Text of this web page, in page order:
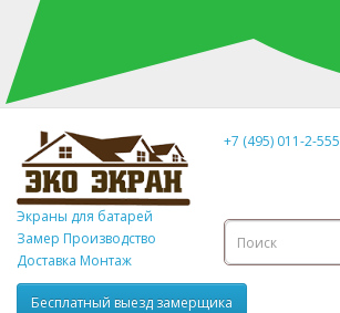
Экраны для батарей
Замер Производство
Доставка Монтаж
+7 (495) 011-2-555
Бесплатный выезд замерщика